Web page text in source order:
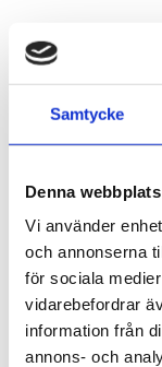
Samtycke
Denna
Vi använder
och annonserna
för sociala
vidarebefordrar
information från
annons- och
11 480,00KR